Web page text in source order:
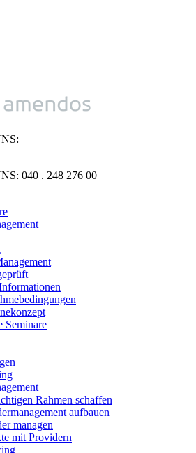
040 . 248 276 00
Seminare
Rahmen schaffen
aufbauen
managen
mit Providern